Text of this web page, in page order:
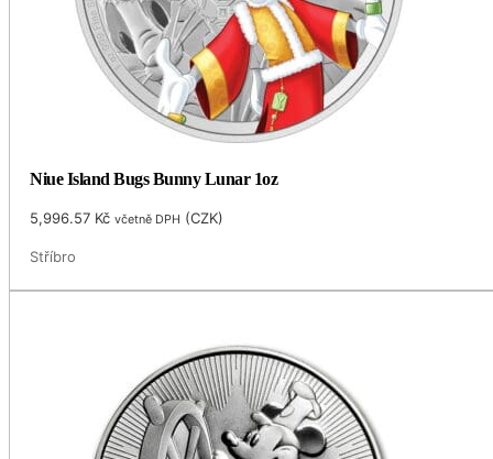
Niue Island Bugs Bunny Lunar 1oz
5,996.57 Kč včetně DPH (CZK)
Stříbro